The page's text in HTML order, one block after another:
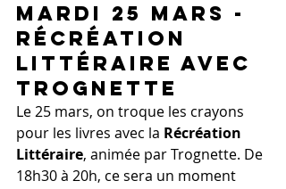
Mardi 25 Mars -
Récréation
Littéraire avec
Trognette
Le 25 mars, on troque les crayons
pour les livres avec la Récréation
Littéraire, animée par Trognette. De
18h30 à 20h, ce sera un moment